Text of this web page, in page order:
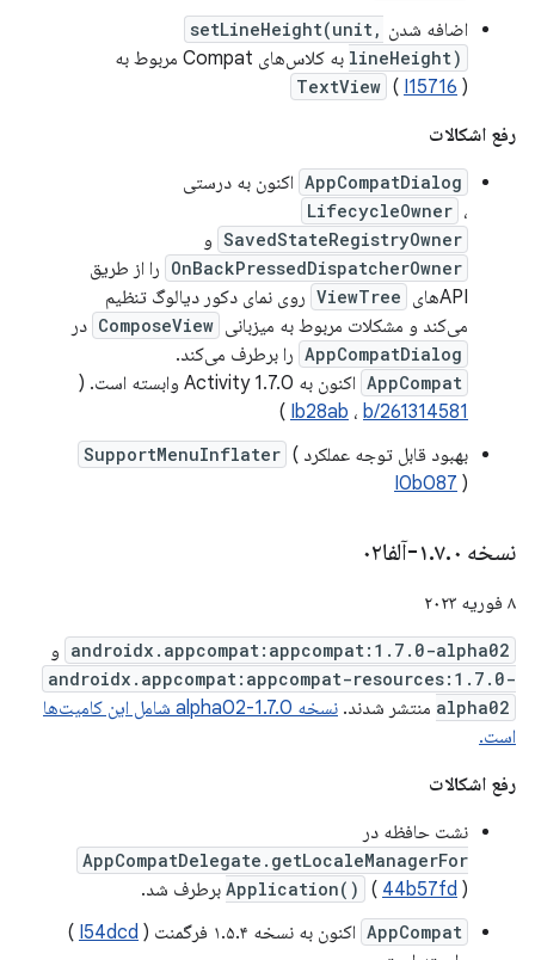
اضافه شدن setLineHeight(unit,
lineHeight) به کلاس‌های Compat مربوط به
TextView ( I15716 )
رفع اشکالات
AppCompatDialog اکنون به درستی
LifecycleOwner ،
SavedStateRegistryOwner و
OnBackPressedDispatcherOwner را از طریق
APIهای
ViewTree روی نمای دکور دیالوگ تنظیم
می‌کند و مشکلات مربوط به میزبانی ComposeView در
AppCompatDialog را برطرف می‌کند.
AppCompat اکنون به Activity 1.7.0 وابسته است. (
Ib28ab ، b/261314581
)
بهبود قابل توجه عملکرد
SupportMenuInflater (
I0b087 )
نسخه ۱ .۷.۰-آلفا۰۲
۸ فوریه ۲۰۲۳
androidx.appcompat:appcompat:1.7.0-alpha02 و
androidx.appcompat:appcompat-resources:1.7.0-
alpha02 منتشر شدند.
نسخه 1.7.0-alpha02 شامل این کامیت‌ها
است.
رفع اشکالات
نشت حافظه در
AppCompatDelegate.getLocaleManagerFor
Application()
( 44b57fd ) برطرف شد.
AppCompat اکنون به نسخه ۱.۵.۴ فرگمنت ( I54dcd
)